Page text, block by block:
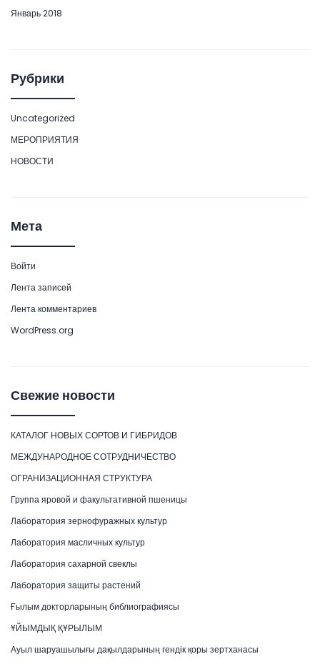
Январь 2018
Рубрики
Uncategorized
МЕРОПРИЯТИЯ
НОВОСТИ
Мета
Войти
Лента записей
Лента комментариев
WordPress.org
Свежие новости
КАТАЛОГ НОВЫХ СОРТОВ И ГИБРИДОВ
МЕЖДУНАРОДНОЕ СОТРУДНИЧЕСТВО
ОГРАНИЗАЦИОННАЯ СТРУКТУРА
Группа яровой и факультативной пшеницы
Лаборатория зернофуражных культур
Лаборатория масличных культур
Лаборатория сахарной свеклы
Лаборатория защиты растений
Ғылым докторларының библиографиясы
ҰЙЫМДЫҚ ҚҰРЫЛЫМ
Ауыл шаруашылығы дақылдарының гендік қоры зертханасы